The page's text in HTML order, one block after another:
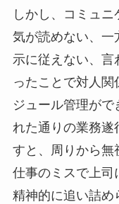
しかし、コミュ
気が読めない、一
示に従えない、言
ったことで対人
ジュール管理が
れた通りの業務遂
すと、周りから無
仕事のミスで上司
精神的に追い詰め